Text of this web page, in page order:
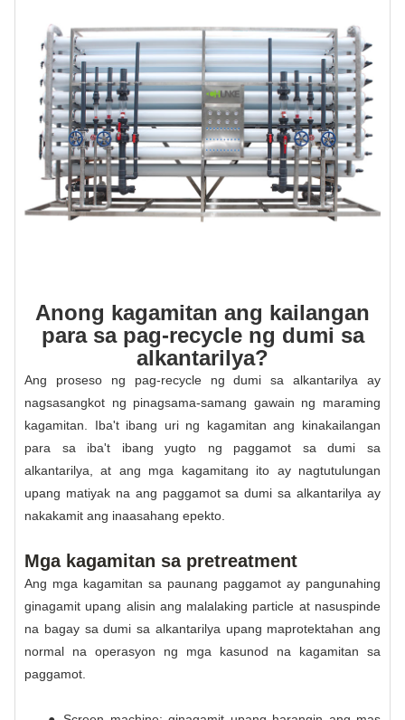
Anong kagamitan ang kailangan
para sa pag-recycle ng dumi sa
alkantarilya?
Ang proseso ng pag-recycle ng dumi sa alkantarilya ay
nagsasangkot ng pinagsama-samang gawain ng maraming
kagamitan. Iba't ibang uri ng kagamitan ang kinakailangan
para sa iba't ibang yugto ng paggamot sa dumi sa
alkantarilya, at ang mga kagamitang ito ay nagtutulungan
upang matiyak na ang paggamot sa dumi sa alkantarilya ay
nakakamit ang inaasahang epekto.
Mga kagamitan sa pretreatment
Ang mga kagamitan sa paunang paggamot ay pangunahing
ginagamit upang alisin ang malalaking particle at nasuspinde
na bagay sa dumi sa alkantarilya upang maprotektahan ang
normal na operasyon ng mga kasunod na kagamitan sa
paggamot.